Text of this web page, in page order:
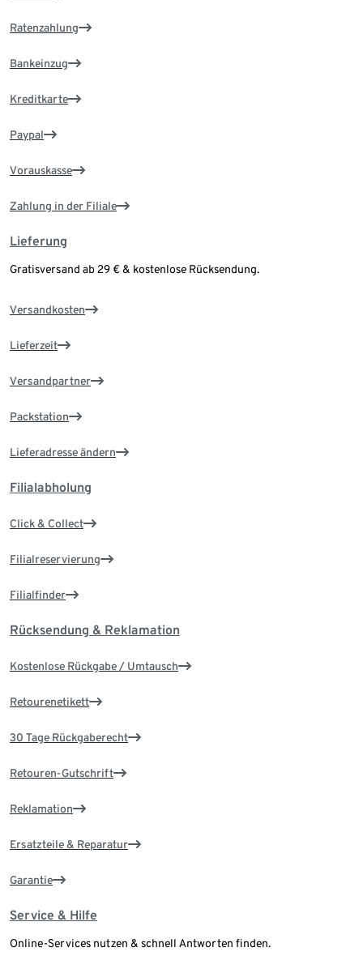
Ratenzahlung
Bankeinzug
Kreditkarte
Paypal
Vorauskasse
Zahlung in der Filiale
Lieferung
Gratisversand ab 29 € & kostenlose Rücksendung.
Versandkosten
Lieferzeit
Versandpartner
Packstation
Lieferadresse ändern
Filialabholung
Click & Collect
Filialreservierung
Filialfinder
Rücksendung & Reklamation
Kostenlose Rückgabe / Umtausch
Retourenetikett
30 Tage Rückgaberecht
Retouren-Gutschrift
Reklamation
Ersatzteile & Reparatur
Garantie
Service & Hilfe
Online-Services nutzen & schnell Antworten finden.